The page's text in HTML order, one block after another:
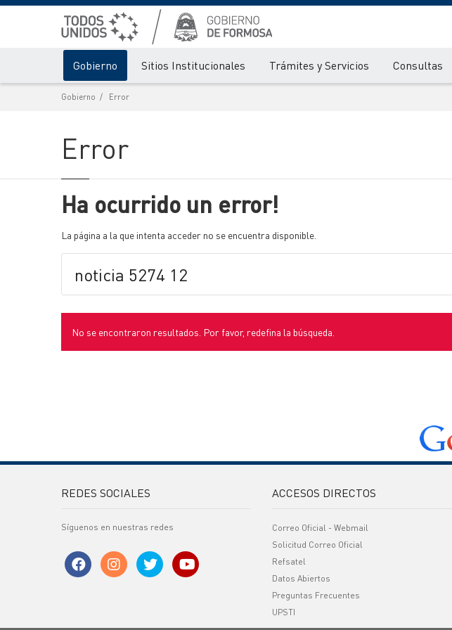
Gobierno Sitios Institucionales Trámites y Servicios Consultas
Gobierno Error
Error
Ha ocurrido un error!
La página a la que intenta acceder no se encuentra disponible.
No se encontraron resultados. Por favor, redefina la búsqueda.
REDES SOCIALES
Síguenos en nuestras redes
ACCESOS DIRECTOS
Correo Oficial - Webmail
Solicitud Correo Oficial
Refsatel
Datos Abiertos
Preguntas Frecuentes
UPSTI